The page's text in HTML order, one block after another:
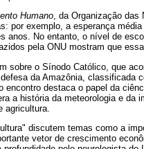
Humano, da Organização das
por exemplo, a esperança
anos. No entanto, o nível de
pela ONU mostram que
sobre o Sínodo Católico, que
da Amazônia, classificada
encontro destaca o papel da
a história da meteorologia e da
agricultura.
discutem temas como a
vetor de crescimento